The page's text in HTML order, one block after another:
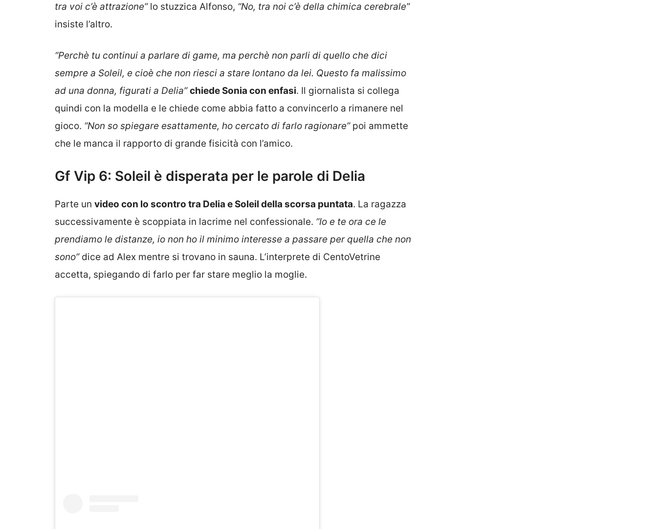
tra voi c’è attrazione”lo stuzzica Alfonso, “No, tra noi c’è della chimica cerebrale”
insiste l’altro.
“Perchè tu continui a parlare di game, ma perchè non parli di quello che dici
sempre a Soleil, e cioè che non riesci a stare lontano da lei. Questo fa malissimo
ad una donna, figurati a Delia” chiede Sonia con enfasi. Il giornalista si collega
quindi con la modella e le chiede come abbia fatto a convincerlo a rimanere nel
gioco. “Non so spiegare esattamente, ho cercato di farlo ragionare”poi ammette
che le manca il rapporto di grande fisicità con l’amico.
Gf Vip 6: Soleil è disperata per le parole di Delia
Parte un video con lo scontro tra Delia e Soleil della scorsa puntata. La ragazza
successivamente è scoppiata in lacrime nel confessionale. “Io e te ora ce le
prendiamo le distanze, io non ho il minimo interesse a passare per quella che non
sono”dice ad Alex mentre si trovano in sauna. L’interprete di CentoVetrine
accetta, spiegando di farlo per far stare meglio la moglie.